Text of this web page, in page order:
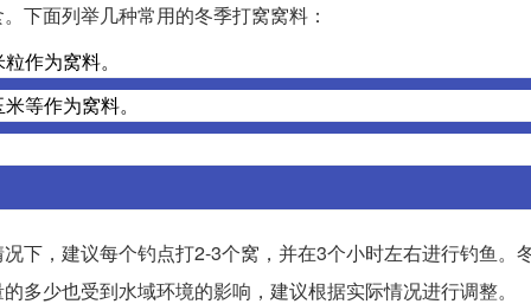
下面列举几种常用的冬季打窝窝料：
作为窝料。
等作为窝料。
下，建议每个钓点打2-3个窝，并在3个小时左右进行钓鱼。
多少也受到水域环境的影响，建议根据实际情况进行调整。